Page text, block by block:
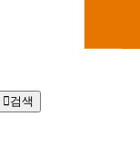
검색